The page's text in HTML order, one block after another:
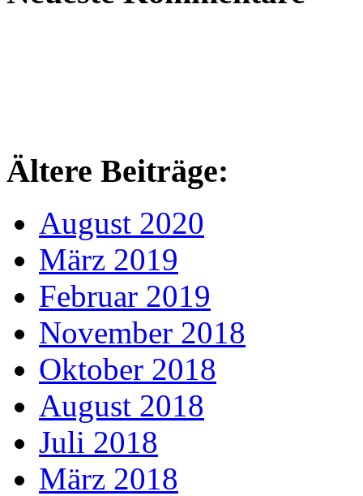
Ältere Beiträge:
August 2020
März 2019
Februar 2019
November 2018
Oktober 2018
August 2018
Juli 2018
März 2018